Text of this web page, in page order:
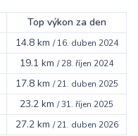
Top výkon za den
14.8 km /16. duben 2024
19.1 km /28. říjen 2024
17.8 km /21. duben 2025
23.2 km /31. říjen 2025
27.2 km /21. duben 2026